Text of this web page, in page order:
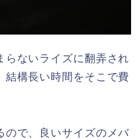
らないライズに翻弄され
結構長い時間をそこで費
ので、良いサイズのメバ